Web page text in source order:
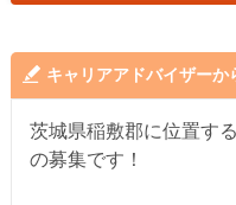
キャリアアドバイザーか
茨城県稲敷郡に位置す
の募集です！